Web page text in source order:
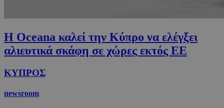
Η Oceana καλεί την Κύπρο να ελέγξει
αλιευτικά σκάφη σε χώρες εκτός ΕΕ
ΚΥΠΡΟΣ
newsroom